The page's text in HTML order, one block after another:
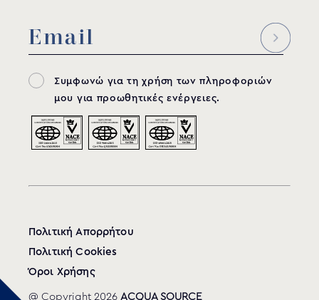
Συμφωνώ για τη χρήση των πληροφοριών
μου για προωθητικές ενέργειες.
Πολιτική Απορρήτου
Πολιτική Cookies
Όροι Χρήσης
@ Copyright 2026 ACQUA SOURCE